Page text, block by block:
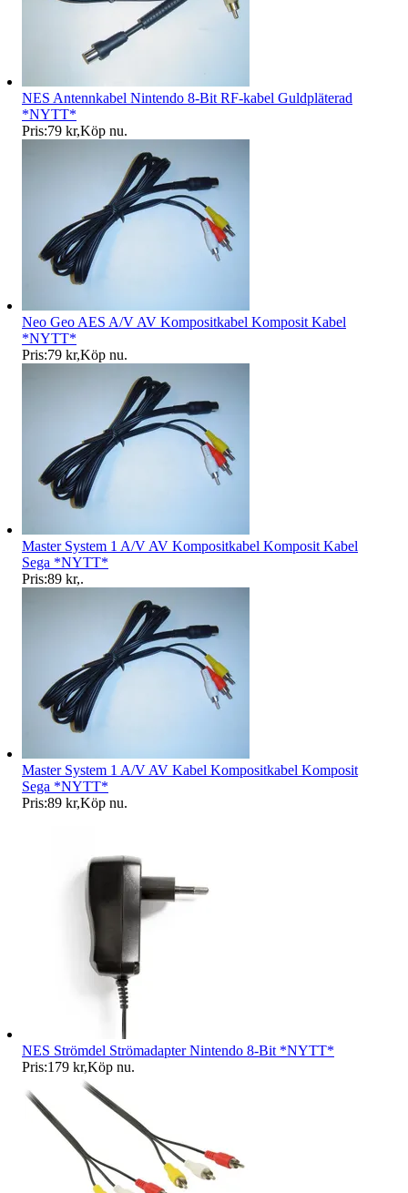
NES Antennkabel Nintendo 8-Bit RF-kabel Guldpläterad
*NYTT*
Pris:79 kr,Köp nu.
Neo Geo AES A/V AV Kompositkabel Komposit Kabel
*NYTT*
Pris:79 kr,Köp nu.
Master System 1 A/V AV Kompositkabel Komposit Kabel
Sega *NYTT*
Pris:89 kr,.
Master System 1 A/V AV Kabel Kompositkabel Komposit
Sega *NYTT*
Pris:89 kr,Köp nu.
NES Strömdel Strömadapter Nintendo 8-Bit *NYTT*
Pris:179 kr,Köp nu.